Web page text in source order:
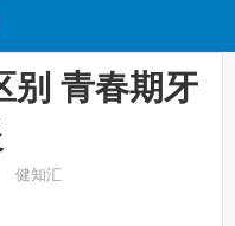
别 青春期牙
健知汇